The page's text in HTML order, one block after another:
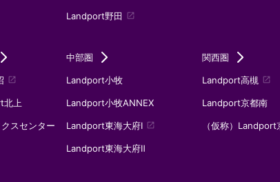
Landport野田 launch
launch
北上
スセンター
中部圏
Landport小牧
Landport小牧ANNEX
Landport東海大府Ⅰ launch
Landport東海大府Ⅱ
関西圏
Landport高槻 launch
Landport京都南
（仮称）Landport